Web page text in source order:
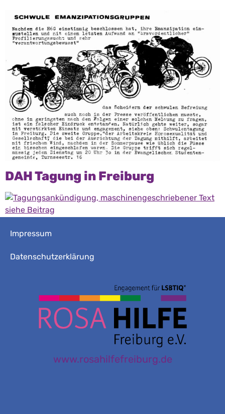
DAH Tagung in Freiburg
Impressum
Datenschutzerklärung
www.rosahilfefreiburg.de